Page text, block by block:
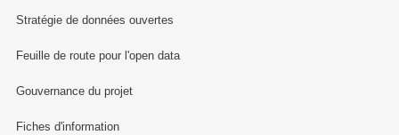
Stratégie de données ouvertes
Feuille de route pour l'open data
Gouvernance du projet
Fiches d'information